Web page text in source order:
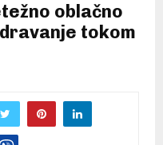
oblačno
tokom